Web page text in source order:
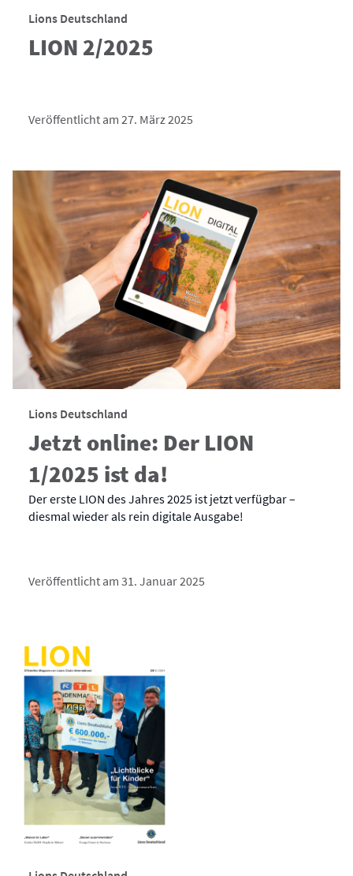
Lions Deutschland
LION 2/2025
Veröffentlicht am 27. März 2025
Lions Deutschland
Jetzt online: Der LION
1/2025 ist da!
Der erste LION des Jahres 2025 ist jetzt verfügbar –
diesmal wieder als rein digitale Ausgabe!
Veröffentlicht am 31. Januar 2025